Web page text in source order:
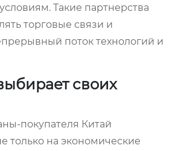
Такие партнерства
торговые связи и
поток технологий и
своих
покупателя Китай
только на экономические